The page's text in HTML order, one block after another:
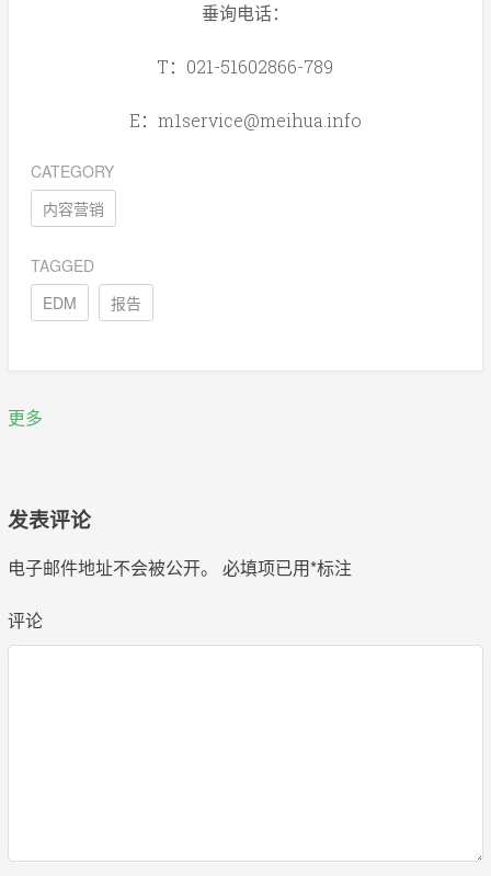
垂询电话：
T：021-51602866-789
E：m1service@meihua.info
CATEGORY
内容营销
TAGGED
EDM
报告
更多
发表评论
电子邮件地址不会被公开。 必填项已用*标注
评论